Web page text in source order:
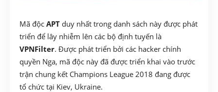
Mã độc APT duy nhất trong danh sách này được phát
triển để lây nhiễm lên các bộ định tuyến là
VPNFilter. Được phát triển bởi các hacker chính
quyền Nga, mã độc này đã được triển khai vào trước
trận chung kết Champions League 2018 đang được
tổ chức tại Kiev, Ukraine.